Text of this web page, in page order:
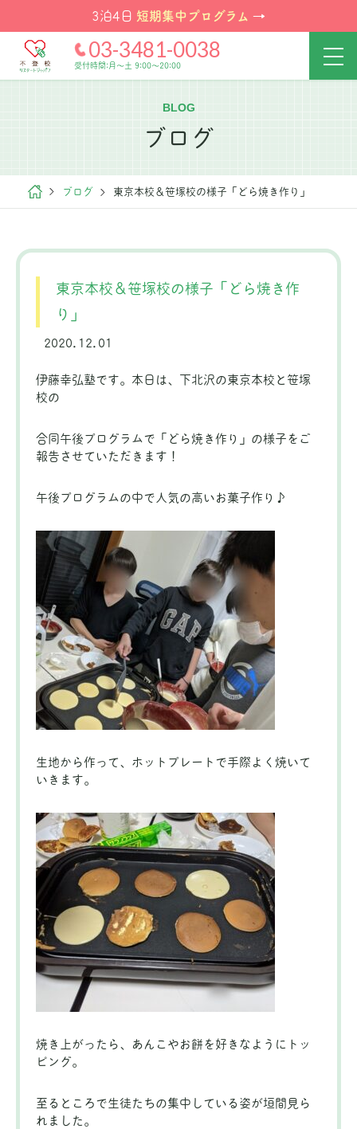
3泊4日 短期集中プログラム →
03-3481-0038
受付時間:月～土 9:00～20:00
BLOG
ブログ
ブログ 東京本校＆笹塚校の様子「どら焼き作り」
東京本校＆笹塚校の様子「どら焼き作
り」
2020.12.01
伊藤幸弘塾です。本日は、下北沢の東京本校と笹塚
校の
合同午後プログラムで「どら焼き作り」の様子をご
報告させていただきます！
午後プログラムの中で人気の高いお菓子作り♪
生地から作って、ホットプレートで手際よく焼いて
いきます。
焼き上がったら、あんこやお餅を好きなようにトッ
ピング。
至るところで生徒たちの集中している姿が垣間見ら
れました。